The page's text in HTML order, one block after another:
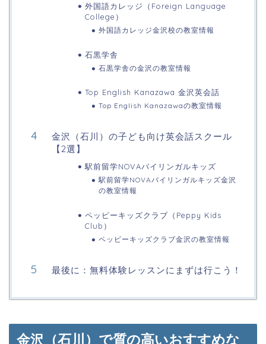
外国語カレッジ（Foreign Language
College）
外国語カレッジ金沢校の教室情報
石黒学舎
石黒学舎の金沢の教室情報
Top English Kanazawa 金沢英会話
Top English Kanazawaの教室情報
金沢（石川）の子ども向け英会話スクール
【2選】
駅前留学NOVAバイリンガルキッズ
駅前留学NOVAバイリンガルキッズ金沢
の教室情報
ペッピーキッズクラブ（Peppy Kids
Club）
ペッピーキッズクラブ金沢の教室情報
最後に：無料体験レッスンにまずは行こう！
金沢（石川）で質の高いおすすめな